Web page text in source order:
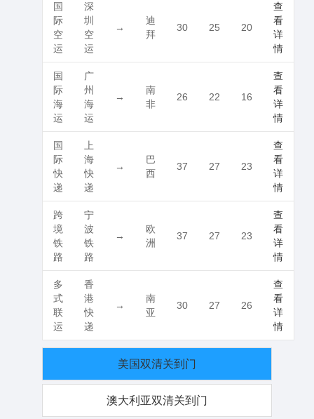
国
际
空
运
深
圳
空
运
→
迪
拜
30 25 20
查
看
详
情
国
际
海
运
广
州
海
运
→
南
非
26 22 16
查
看
详
情
国
际
快
递
上
海
快
递
→
巴
西
37 27 23
查
看
详
情
跨
境
铁
路
宁
波
铁
路
→
欧
洲
37 27 23
查
看
详
情
多
式
联
运
香
港
快
递
→
南
亚
30 27 26
查
看
详
情
美国双清关到门
澳大利亚双清关到门